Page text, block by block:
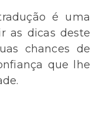
é uma
as dicas deste
chances de
que lhe